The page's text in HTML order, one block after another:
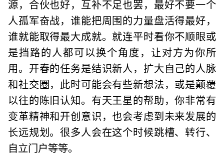
源，合伙也好，互补不足也罢，最好不要一个
人孤军奋战，谁能把周围的力量盘活得最好，
谁就能取得最大成就。就连平时看你不顺眼或
是挡路的人都可以换个角度，让对方为你所
用。开春的任务是结识新人，扩大自己的人脉
和社交圈，此时可能会有些新想法，或是颠覆
以往的陈旧认知。有天王星的帮助，你非常有
变革精神和开创意识，也会考虑到未来发展的
长远规划。很多人会在这个时候跳槽、转行、
自立门户等等。